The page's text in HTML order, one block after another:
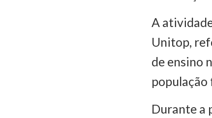
A
Unitop,
de ensino
Durante a